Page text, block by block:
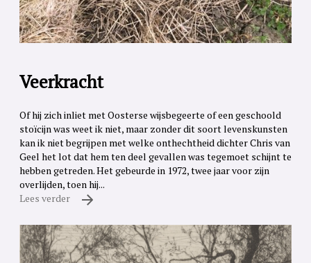
Veerkracht
Of hij zich inliet met Oosterse wijsbegeerte of een geschoold
stoïcijn was weet ik niet, maar zonder dit soort levenskunsten
kan ik niet begrijpen met welke onthechtheid dichter Chris van
Geel het lot dat hem ten deel gevallen was tegemoet schijnt te
hebben getreden. Het gebeurde in 1972, twee jaar voor zijn
overlijden, toen hij...
Lees verder